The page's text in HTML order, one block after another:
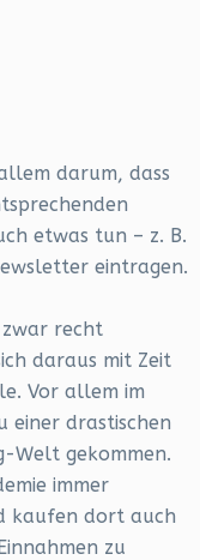
darum, dass
etwas tun – z. B.
eintragen.
recht
daraus mit Zeit
Vor allem im
einer drastischen
Welt gekommen.
immer
kaufen dort auch
zu